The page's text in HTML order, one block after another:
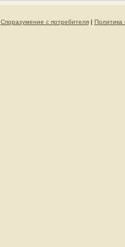
Споразумение с потребителя| Политика